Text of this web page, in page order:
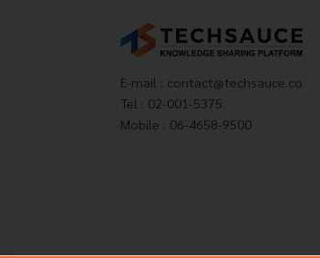
E-mail : contact@techsauce.co
Tel : 02-001-5375
Mobile : 06-4658-9500